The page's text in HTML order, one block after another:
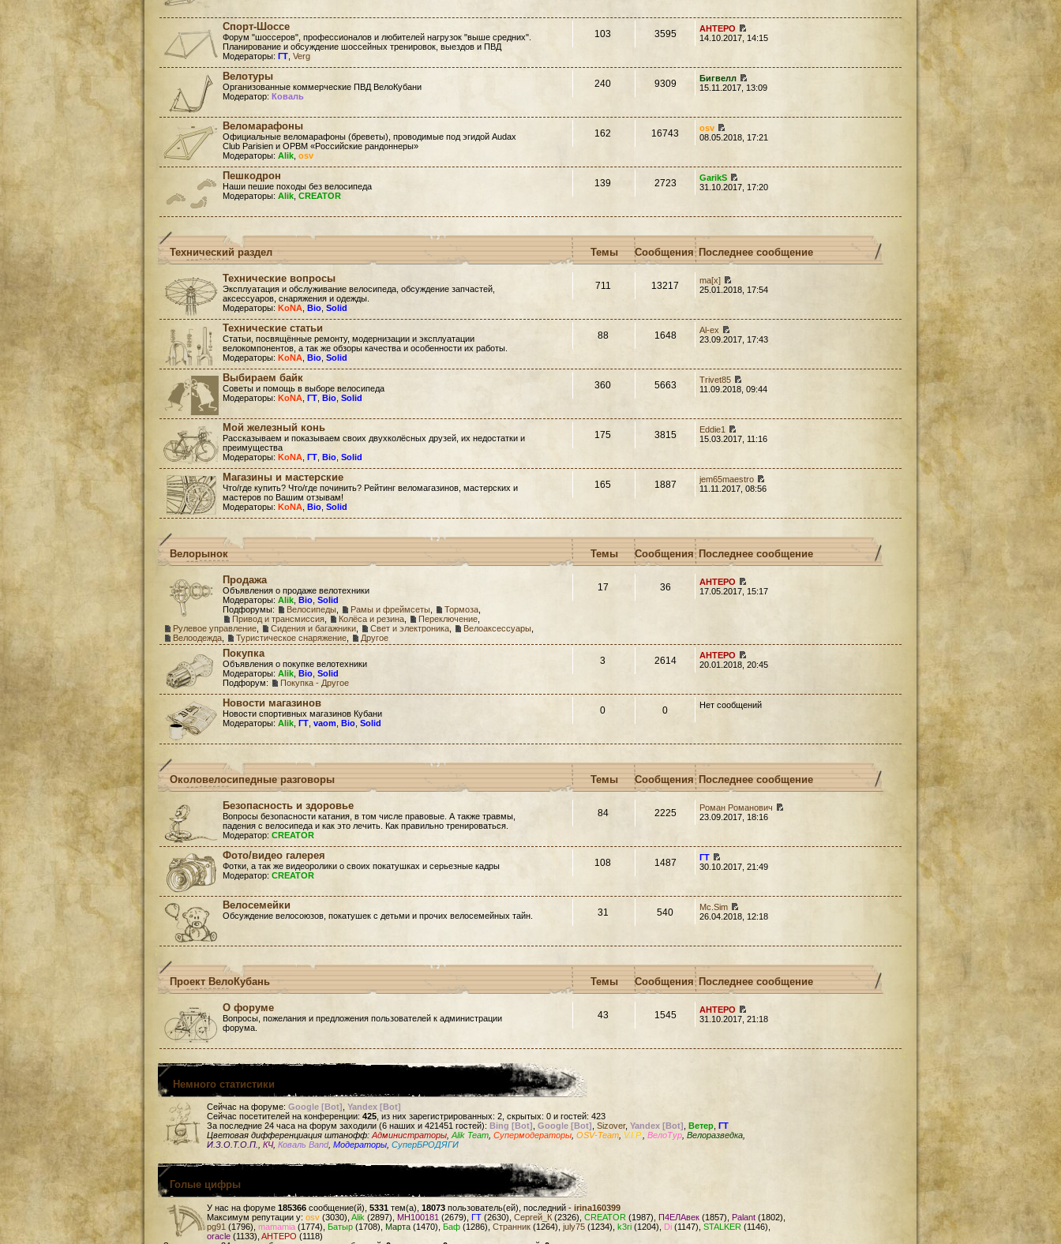
Спорт-Шоссе
Форум "шоссеров", профессионалов и любителей нагрузок "выше средних".
Планирование и обсуждение шоссейных тренировок, выездов и ПВД
Модераторы: ГТ Verg
103 3595
AHTEPO
14.10.2017, 14:15
Велотуры
Организованные коммерческие ПВД ВелоКубани
Модератор: Коваль
240 9309
Бигвелл
15.11.2017, 13:09
Веломарафоны
Официальные веломарафоны (бреветы), проводимые под эгидой Audax
Club Parisien и ОРВМ «Российские рандоннеры»
Модераторы: Alik osv
162 16743
osv
08.05.2018, 17:21
Пешкодрон
Наши пешие походы без велосипеда
Модераторы: Alik CREATOR
139 2723
GarikS
31.10.2017, 17:20
Технический раздел Темы Сообщения Последнее сообщение
Технические вопросы
Эксплуатация и обслуживание велосипеда, обсуждение запчастей,
аксессуаров, снаряжения и одежды.
Модераторы: KoNA Bio Solid
711 13217
ma[x]
25.01.2018, 17:54
Технические статьи
Статьи, посвящённые ремонту, модернизации и эксплуатации
велокомпонентов, а так же обзоры качества и особенности их работы.
Модераторы: KoNA Bio Solid
88 1648
Al-ex
23.09.2017, 17:43
Выбираем байк
Советы и помощь в выборе велосипеда
Модераторы: KoNA ГТ Bio Solid
360 5663
Trivet85
11.09.2018, 09:44
Мой железный конь
Рассказываем и показываем своих двухколёсных друзей, их недостатки и
преимущества
Модераторы: KoNA ГТ Bio Solid
175 3815
Eddie1
15.03.2017, 11:16
Магазины и мастерские
Что/где купить? Что/где починить? Рейтинг веломагазинов, мастерских и
мастеров по Вашим отзывам!
Модераторы: KoNA Bio Solid
165 1887
jem65maestro
11.11.2017, 08:56
Велорынок Темы Сообщения Последнее сообщение
Продажа
Объявления о продаже велотехники
Модераторы: Alik Bio Solid
Подфорумы:
Велосипеды Рамы и фреймсеты Тормоза
Привод и трансмиссия
Колёса и резина Переключение
Рулевое управление
Сидения и багажники Свет и электроника Велоаксессуары
Велоодежда
Туристическое снаряжение Другое
17 36
AHTEPO
17.05.2017, 15:17
Покупка
Объявления о покупке велотехники
Модераторы: Alik Bio Solid
Подфорум:
Покупка - Другое
3 2614
AHTEPO
20.01.2018, 20:45
Новости магазинов
Новости спортивных магазинов Кубани
Модераторы: Alik ГТ vaom Bio Solid
0 0 Нет сообщений
Околовелосипедные разговоры Темы Сообщения Последнее сообщение
Безопасность и здоровье
Вопросы безопасности катания, в том числе правовые. А также травмы,
падения с велосипеда и как это лечить. Как правильно тренироваться.
Модератор: CREATOR
84 2225
Роман Романович
23.09.2017, 18:16
Фото/видео галерея
Фотки, а так же видеоролики о своих покатушках и серьезные кадры
Модератор: CREATOR
108 1487
ГТ
30.10.2017, 21:49
Велосемейки
Обсуждение велосоюзов, покатушек с детьми и прочих велосемейных тайн. 31 540
Mc.Sim
26.04.2018, 12:18
Проект ВелоКубань Темы Сообщения Последнее сообщение
О форуме
Вопросы, пожелания и предложения пользователей к администрации
форума.
43 1545
AHTEPO
31.10.2017, 21:18
Немного статистики
Сейчас на форуме: Google [Bot] Yandex [Bot]
Сейчас посетителей на конференции: 425 , из них зарегистрированных: 2, скрытых: 0 и гостей: 423
За последние 24 часа на форум заходили (6 наших и 421451 гостей): Bing [Bot] Google [Bot] Sizover, Yandex [Bot] Ветер ГТ
Цветовая дифференциация штанофф: Администраторы Alik Team Супермодераторы OSV-Team V.I.P. ВелоТур Велоразведка
И.З.О.Т.О.П.
КЧ, Коваль Band, Модераторы СуперБРОДЯГИ
Голые цифры
У нас на форуме 185366 сообщение(й), 5331 тем(а), 18073 пользователь(ей), последний - irina160399
Максимум репутации у: osv (3030), Alik (2897), MH100181 (2679), ГТ (2630), Сергей_К (2326), CREATOR (1987), П4ЕЛАвек (1857), Palant (1802),
pg91 (1796), mamamia (1774), Батыр (1708), Марта (1470), Баф (1286), Странник (1264), july75 (1234), k3ri (1204), Di (1147), STALKER (1146),
oracle (1133), AHTEPO (1118)